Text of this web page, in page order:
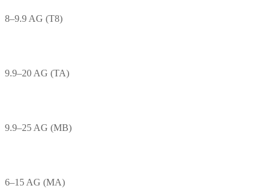
8–9.9 AG (T8)
9.9–20 AG (TA)
9.9–25 AG (MB)
6–15 AG (MA)